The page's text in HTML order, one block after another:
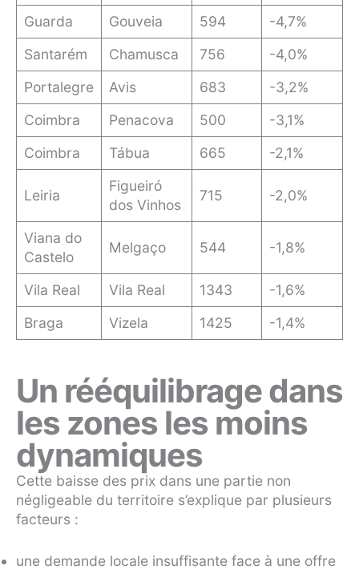
Guarda Gouveia 594
-4,7%
Santarém
Chamusca 756
-4,0%
Portalegre
Avis 683
-3,2%
Coimbra
Penacova 500
-3,1%
Coimbra
Tábua 665 -2,1%
Leiria
Figueiró
dos Vinhos
715 -2,0%
Viana do
Castelo
Melgaço 544 -1,8%
Vila Real Vila Real 1343
-1,6%
Braga
Vizela 1425 -1,4%
Un rééquilibrage dans
les zones les moins
dynamiques
Cette baisse des prix dans une partie non
négligeable du territoire s’explique par plusieurs
facteurs :
une demande locale insuffisante face à une offre